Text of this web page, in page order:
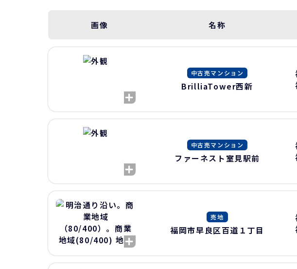
画像 名称
中古売マンション
BrilliaTower西新
中古売マンション
ファーネスト室見駅前
売地
福岡市早良区百道１丁目